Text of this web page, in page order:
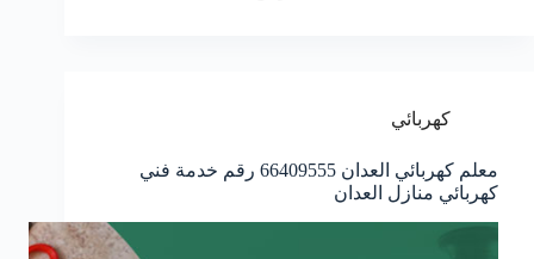
كهربائي
معلم كهربائي العدان 66409555 رقم خدمة فني
كهربائي منازل العدان